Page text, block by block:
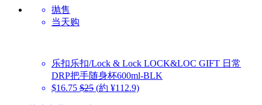
抛售
当天购
乐扣乐扣/Lock & Lock LOCK&LOC GIFT 日常
DRP把手随身杯600ml-BLK
$16.75 $25 (約 ¥112.9)